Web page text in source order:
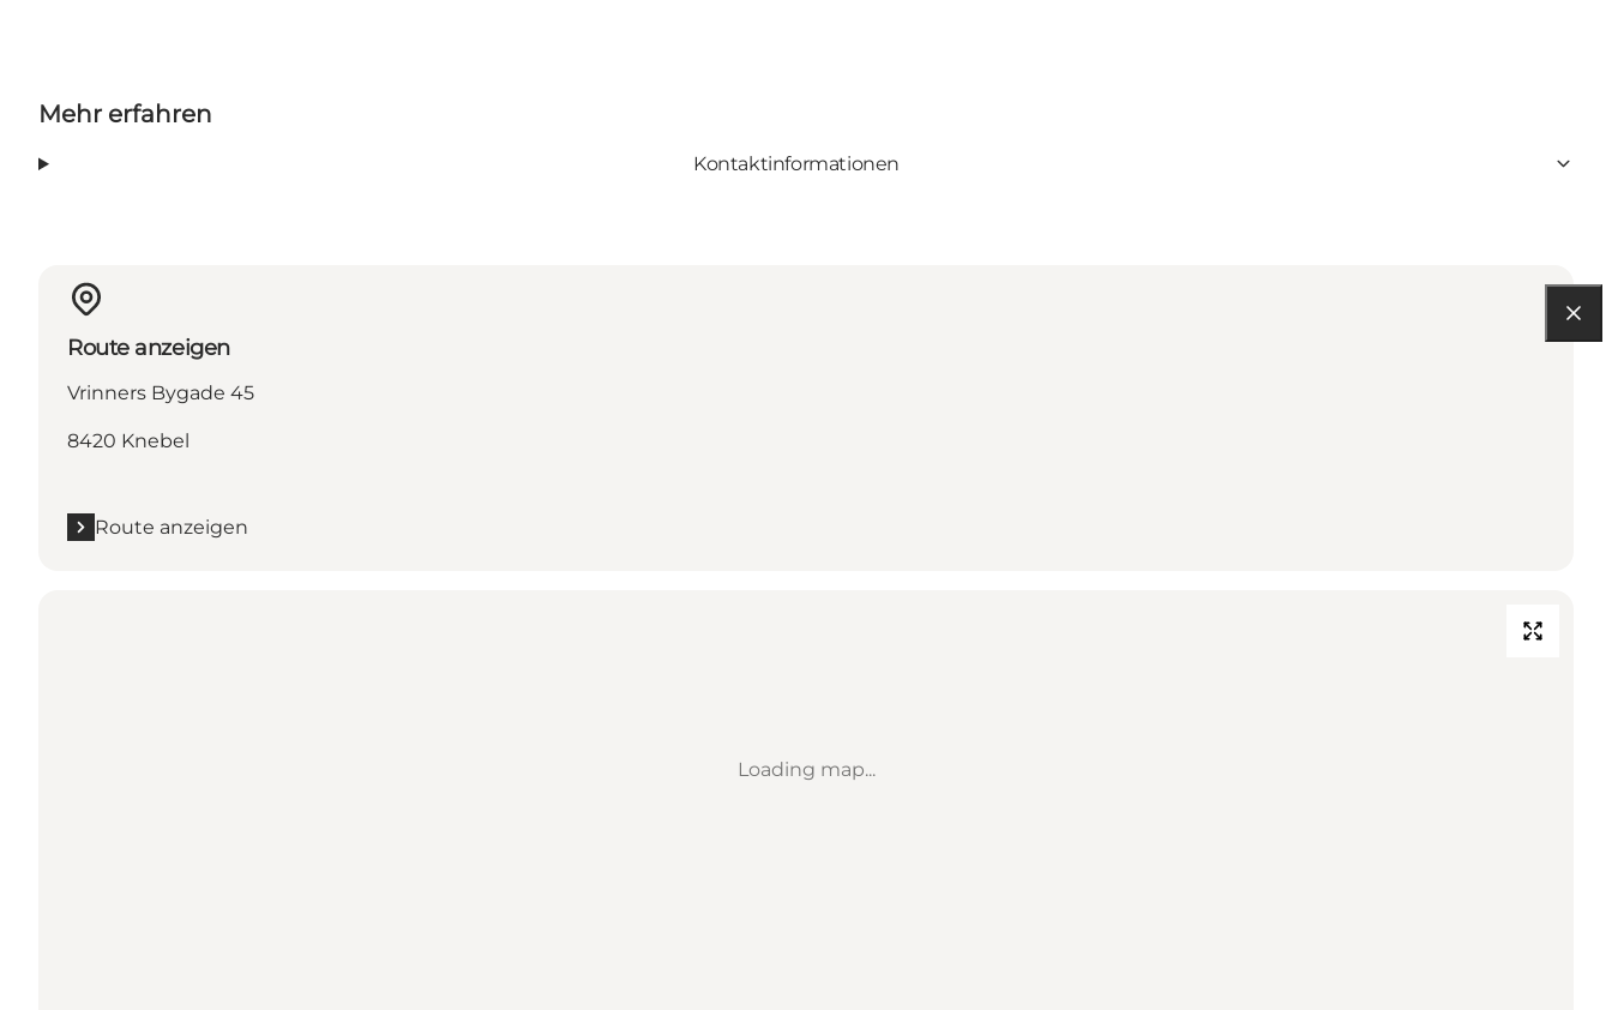
Mehr erfahren
Kontaktinformationen
Route anzeigen
Vrinners Bygade 45
8420 Knebel
Route anzeigen
Loading map...